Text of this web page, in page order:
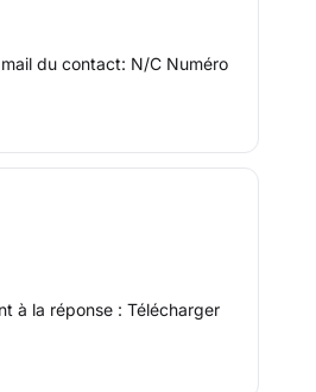
du contact: N/C Numéro
à la réponse : Télécharger